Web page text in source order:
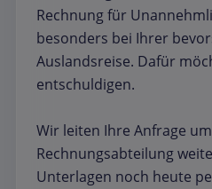
Rechnung für
besonders bei Ihrer
Auslandsreise. Dafür
entschuldigen.
Wir leiten Ihre Anfrage
Rechnungsabteilung
Unterlagen noch heute